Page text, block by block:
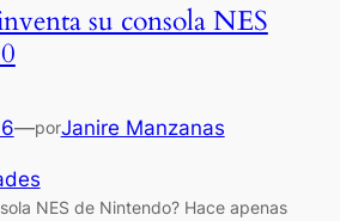
su consola NES
—porJanire Manzanas
NES de Nintendo? Hace apenas